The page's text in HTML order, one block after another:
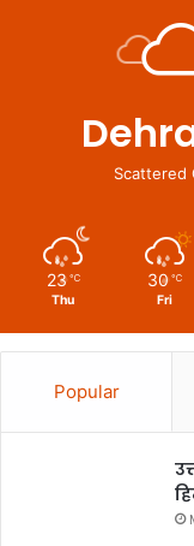
Scattered
23 ℃
Thu
30 ℃
Fri
Popular